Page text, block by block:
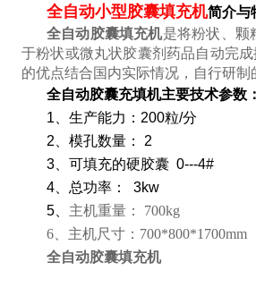
全自动小型胶囊填充机简介与
全自动胶囊填充机是将粉状、颗
于粉状或微丸状胶囊剂药品自动完
的优点结合国内实际情况，自行研
全自动胶囊充填机主要技术参数：
1、生产能力：200粒/分
2、模孔数量： 2
3、可填充的硬胶囊 0---4#
4、总功率： 3kw
5、 主机重量：
700kg
6 、主机尺寸： 700*800*1700mm
全自动胶囊填充机